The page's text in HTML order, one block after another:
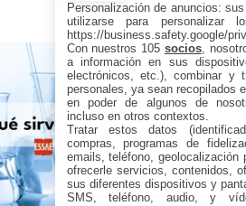
Personalización de anuncios:
utilizarse para personalizar
https://business.safety.google/
Con nuestros 105 socios,
a información en sus
electrónicos, etc.), combinar y
personales, ya sean recopilados
en poder de algunos de
incluso en otros contextos.
Tratar estos datos
compras, programas de
emails, teléfono,
ofrecerle servicios, contenidos,
sus diferentes dispositivos y
SMS, teléfono, audio, y